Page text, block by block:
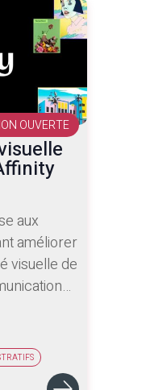
fibre
en
OUVERTE
aux
améliorer
visuelle de
à
à